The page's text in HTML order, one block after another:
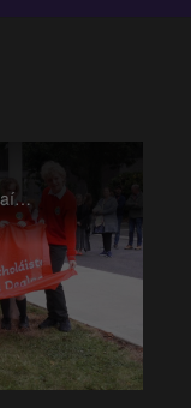
Gaelcholáiste Úr Dún Dealgan,Siamsaíocht,**Siamsaíocht,Idirnáisiúnta,Entertainment,World,International,05-01-2026